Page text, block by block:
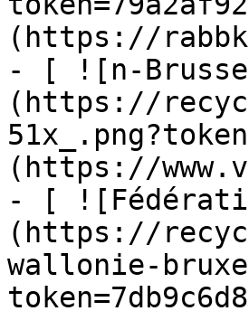
(https://
- [ ![n-
(https://
(https://
- [
(https://
wallonie-